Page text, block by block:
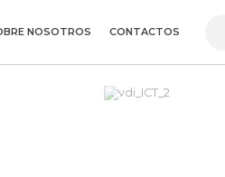
NOSOTROS CONTACTOS